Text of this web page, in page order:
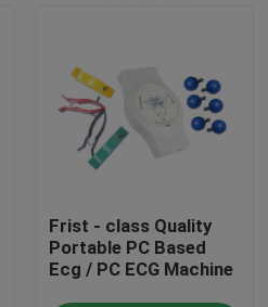
Frist - class Quality
Portable PC Based
Ecg / PC ECG Machine